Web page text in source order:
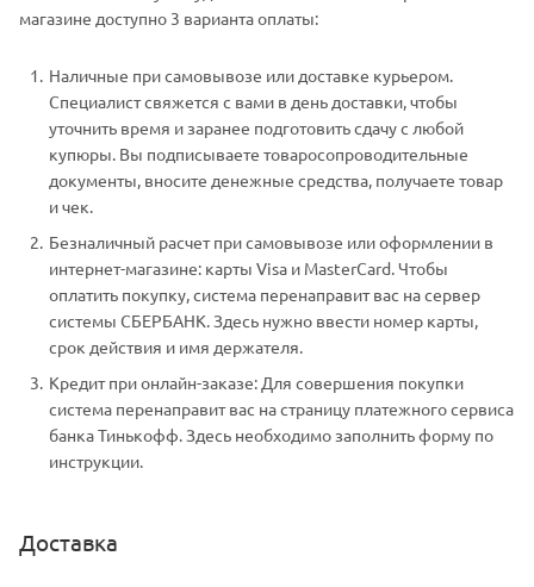
магазине доступно 3 варианта оплаты:
Наличные при самовывозе или доставке курьером.
Специалист свяжется с вами в день доставки, чтобы
уточнить время и заранее подготовить сдачу с любой
купюры. Вы подписываете товаросопроводительные
документы, вносите денежные средства, получаете товар
и чек.
Безналичный расчет при самовывозе или оформлении в
интернет-магазине: карты Visa и MasterCard. Чтобы
оплатить покупку, система перенаправит вас на сервер
системы СБЕРБАНК. Здесь нужно ввести номер карты,
срок действия и имя держателя.
Кредит при онлайн-заказе: Для совершения покупки
система перенаправит вас на страницу платежного сервиса
банка Тинькофф. Здесь необходимо заполнить форму по
инструкции.
Доставка